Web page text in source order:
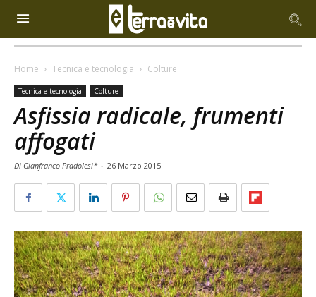
Home Tecnica e tecnologia Colture
Tecnica e tecnologia Colture
Asfissia radicale, frumenti
affogati
Di Gianfranco Pradolesi* - 26 Marzo 2015